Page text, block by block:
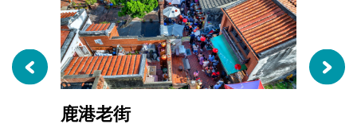
鹿港老街